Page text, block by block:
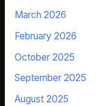
March 2026
February 2026
October 2025
September 2025
August 2025